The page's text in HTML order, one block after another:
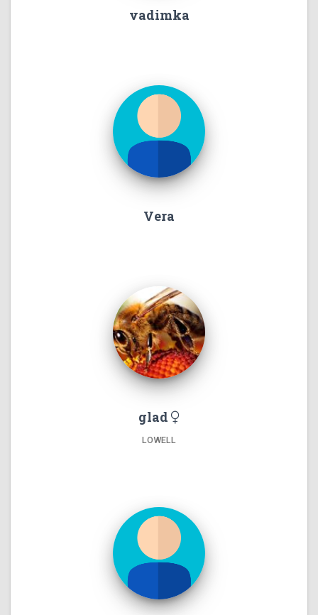
vadimka
Vera
glad
LOWELL